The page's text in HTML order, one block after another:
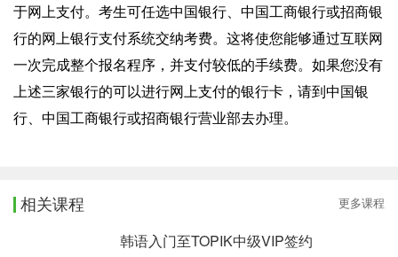
于网上支付。考生可任选中国银行、中国工商银行或招商银
行的网上银行支付系统交纳考费。这将使您能够通过互联网
一次完成整个报名程序，并支付较低的手续费。如果您没有
上述三家银行的可以进行网上支付的银行卡，请到中国银
行、中国工商银行或招商银行营业部去办理。
相关课程 更多课程
韩语入门至TOPIK中级VIP签约